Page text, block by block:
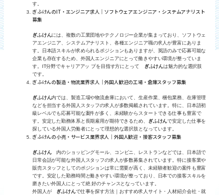
す。
ぎふけんのIT・エンジニア求人｜ソフトウェアエンジニア・システムアナリスト
募集
ぎふけんには、複数の工業団地やテクノロジー企業が集まっており、ソフトウェ
アエンジニア、システムアナリスト、各種エンジニア職の求人が豊富にありま
す。日本語スキルが求められるポジションもありますが、英語のみで応募可能な
企業も存在するため、外国人エンジニアにとって働きやすい環境が整っていま
す。IT分野でキャリアアッ プを目指す方にとって
ぎふけんは魅力的な選択肢
です。
ぎふけんの製造・物流業界求人｜外国人歓迎の工場・倉庫スタッフ募集
ぎふけん内では、製造工場や物流倉庫において、生産作業、梱包業務、在庫管理
などを担当する外国人スタッフの求人が多数掲載されています。特に、日本語初
級レベルでも応募可能な案件が多く、未経験からスタートできる仕事も豊富で
す。安定した勤務体系と長期雇用が期待できるため、
ぎふけんで安定した仕事を
探している外国人労働者にとって理想的な選択肢となっています。
ぎふけんの小売・サービス業界求人｜外国人歓迎・接客スタッフ募集
ぎふけん内のショッピングモール、コンビニ、レストランなどでは、日本語で
日常会話が可能な外国人スタッフの求人が多数募集されています。特に接客業や
販売スタッフとしてのポジションは常に需要が高く、未経験者歓迎の案件も豊富
です。安定した勤務時間と働きやすい環境が整っており、日本での接客スキルを
磨きたい外国人にとって絶 好のチャンスとなっています。
外国人が ぎふけんで仕事を探す方法｜おすすめ求人サイト・人材紹介会社・就